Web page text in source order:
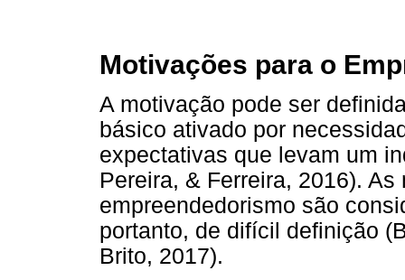
Motivações para o
A motivação pode ser
básico ativado por
expectativas que levam um
Pereira, & Ferreira, 2016).
empreendedorismo são
portanto, de difícil definição
Brito, 2017).